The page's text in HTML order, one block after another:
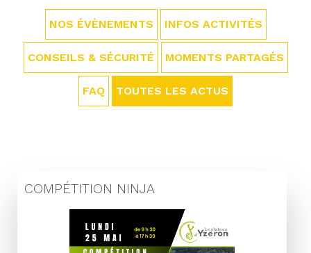
NOS ÉVÈNEMENTS INFOS ACTIVITÉS
CONSEILS & SÉCURITÉ MOMENTS PARTAGÉS
FAQ TOUTES LES ACTUS
COMPÉTITION NINJA